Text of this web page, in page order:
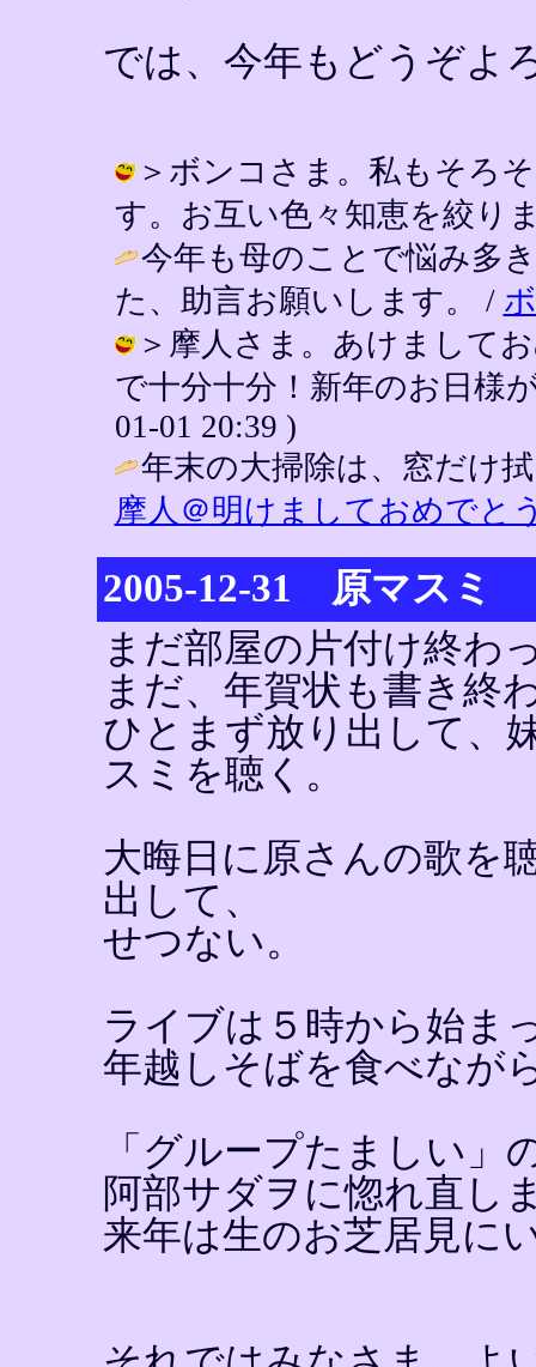
では、今年もどうぞよ
＞ボンコさま。私もそろ
す。お互い色々知恵を絞り
今年も母のことで悩み多
た、助言お願いします。 /
＞摩人さま。あけまして
で十分十分！新年のお日様
01-01 20:39 )
年末の大掃除は、窓だけ
摩人＠明けましておめでと
2005-12-31 原マスミ
まだ部屋の片付け終わ
まだ、年賀状も書き終
ひとまず放り出して、
スミを聴く。
大晦日に原さんの歌を
出して、
せつない。
ライブは５時から始ま
年越しそばを食べなが
「グループたましい」
阿部サダヲに惚れ直し
来年は生のお芝居見に